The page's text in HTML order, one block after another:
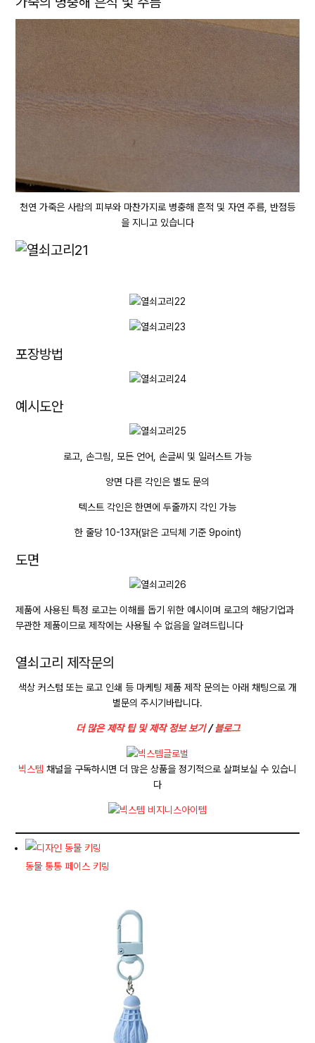
천연 가죽은 사람의 피부와 마찬가지로 병충해 흔적 및 자연 주름, 반점등
을 지니고 있습니다
포장방법
예시도안
로고, 손그림, 모든 언어, 손글씨 및 일러스트 가능
양면 다른 각인은 별도 문의
텍스트 각인은 한면에 두줄까지 각인 가능
한 줄당 10-13자(맑은 고딕체 기준 9point)
도면
제품에 사용된 특정 로고는 이해를 돕기 위한 예시이며 로고의 해당기업과
무관한 제품이므로 제작에는 사용될 수 없음을 알려드립니다
열쇠고리 제작문의
색상 커스텀 또는 로고 인쇄 등 마케팅 제품 제작 문의는 아래 채팅으로 개
별문의 주시기바랍니다.
더 많은 제작 팁 및 제작 정보 보기/블로그
빅스템 채널을 구독하시면 더 많은 상품을 정기적으로 살펴보실 수 있습니
다
동물 통통 페이스 키링